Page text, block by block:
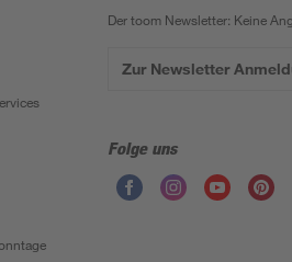
Der toom Newsletter: Keine
Zur Newsletter
Folge uns